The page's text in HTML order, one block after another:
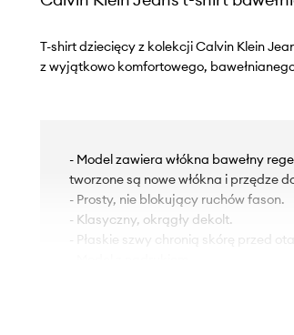
T-shirt dziecięcy z kolekcji Calvin Klein
z wyjątkowo komfortowego,
- Model zawiera włókna bawełny
tworzone są nowe włókna i przędze
- Prosty, nie blokujący ruchów fason.
- Klasyczny, okrągły dekolt.
- Płaskie szwy chronią skórę przed